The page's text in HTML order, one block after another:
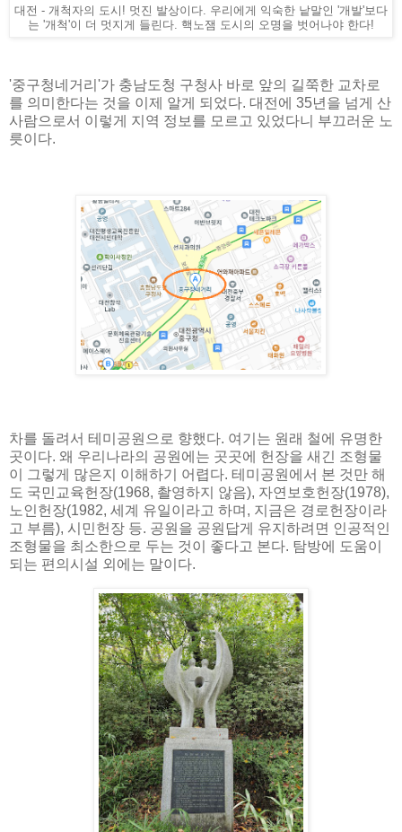
대전 - 개척자의 도시! 멋진 발상이다. 우리에게 익숙한 낱말인 '개발'보다
는 '개척'이 더 멋지게 들린다. 핵노잼 도시의 오명을 벗어나야 한다!
'중구청네거리'가 충남도청 구청사 바로 앞의 길쭉한 교차로
를 의미한다는 것을 이제 알게 되었다. 대전에 35년을 넘게 산
사람으로서 이렇게 지역 정보를 모르고 있었다니 부끄러운 노
릇이다.
차를 돌려서 테미공원으로 향했다. 여기는 원래 철에 유명한
곳이다. 왜 우리나라의 공원에는 곳곳에 헌장을 새긴 조형물
이 그렇게 많은지 이해하기 어렵다. 테미공원에서 본 것만 해
도 국민교육헌장(1968, 촬영하지 않음), 자연보호헌장(1978),
노인헌장(1982, 세계 유일이라고 하며, 지금은 경로헌장이라
고 부름), 시민헌장 등. 공원을 공원답게 유지하려면 인공적인
조형물을 최소한으로 두는 것이 좋다고 본다. 탐방에 도움이
되는 편의시설 외에는 말이다.